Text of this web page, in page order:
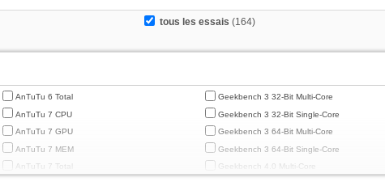
tous les essais (164)
AnTuTu 6 Total
AnTuTu 7 CPU
AnTuTu 7 GPU
AnTuTu 7 MEM
AnTuTu 7 Total
Geekbench 3 32-Bit Multi-Core
Geekbench 3 32-Bit Single-Core
Geekbench 3 64-Bit Multi-Core
Geekbench 3 64-Bit Single-Core
Geekbench 4.0 Multi-Core